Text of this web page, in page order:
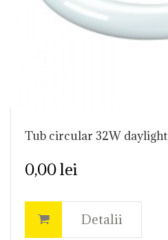
Tub circular 32W daylight
0,00 lei
Detalii